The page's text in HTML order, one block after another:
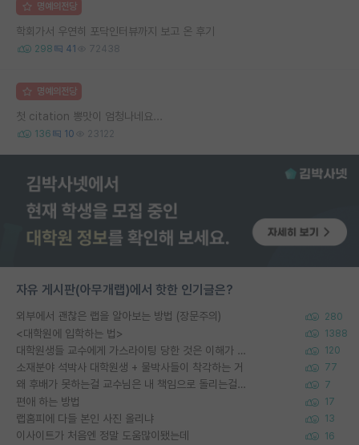
명예의전당
학회가서 우연히 포닥인터뷰까지 보고 온 후기
298 41 72438
명예의전당
첫 citation 뽕맛이 엄청나네요...
136 10 23122
자유 게시판(아무개랩)에서 핫한 인기글은?
외부에서 괜찮은 랩을 알아보는 방법 (장문주의) 280
<대학원에 입학하는 법> 1388
대학원생들 교수에게 가스라이팅 당한 것은 이해가 갑니다. 안타깝네요. 120
소재분야 석박사 대학원생 + 물박사들이 착각하는 거 77
왜 후배가 못하는걸 교수님은 내 책임으로 돌리는걸까요? 7
편애 하는 방법 17
랩홈피에 다들 본인 사진 올리냐 13
이사이트가 처음엔 정말 도움많이됐는데 16